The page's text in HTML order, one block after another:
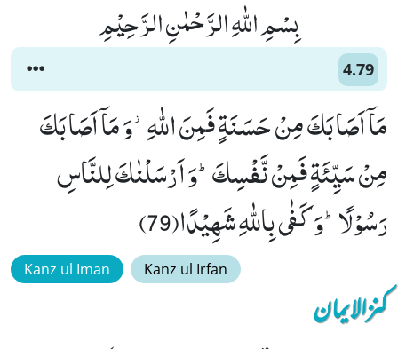
بِسْمِ اللّٰهِ الرَّحْمٰنِ الرَّحِیْمِ
4.79
مَاۤ اَصَابَكَ مِنْ حَسَنَةٍ فَمِنَ اللّٰهِ٘-وَ مَاۤ اَصَابَكَ
مِنْ سَیِّئَةٍ فَمِنْ نَّفْسِكَؕ-وَ اَرْسَلْنٰكَ لِلنَّاسِ
رَسُوْلًاؕ-وَ كَفٰى بِاللّٰهِ شَهِیْدًا(79)
Kanz ul Iman Kanz ul Irfan
کنزالایمان